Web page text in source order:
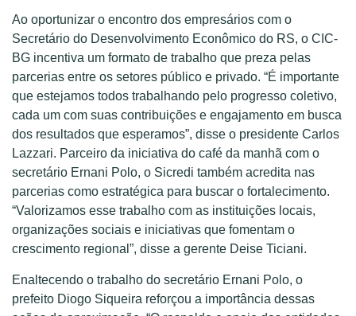
Ao oportunizar o encontro dos empresários com o
Secretário do Desenvolvimento Econômico do RS, o CIC-
BG incentiva um formato de trabalho que preza pelas
parcerias entre os setores público e privado. “É importante
que estejamos todos trabalhando pelo progresso coletivo,
cada um com suas contribuições e engajamento em busca
dos resultados que esperamos”, disse o presidente Carlos
Lazzari. Parceiro da iniciativa do café da manhã com o
secretário Ernani Polo, o Sicredi também acredita nas
parcerias como estratégica para buscar o fortalecimento.
“Valorizamos esse trabalho com as instituições locais,
organizações sociais e iniciativas que fomentam o
crescimento regional”, disse a gerente Deise Ticiani.
Enaltecendo o trabalho do secretário Ernani Polo, o
prefeito Diogo Siqueira reforçou a importância dessas